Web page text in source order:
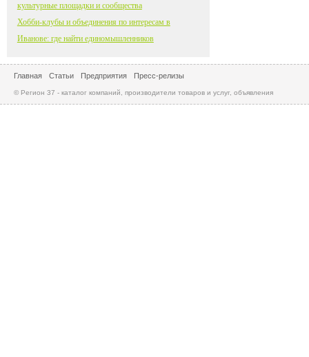
культурные площадки и сообщества
Хобби-клубы и объединения по интересам в
Иванове: где найти единомышленников
Главная Статьи Предприятия Пресс-релизы
© Регион 37 - каталог компаний, производители товаров и услуг, объявления